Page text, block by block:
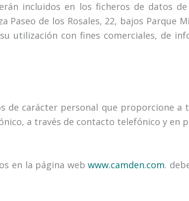
incluidos en los ficheros de datos
Paseo de los Rosales, 22, bajos Parque
utilización con fines comerciales, de
de carácter personal que proporcione
a través de contacto telefónico y en
en la página webwww.camden.com.